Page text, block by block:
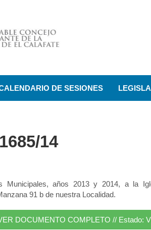
El
DE SESIONES
14
Municipales, años 2013 y 2014, a la
91 b de nuestra Localidad.
DOCUMENTO COMPLETO // Estado: